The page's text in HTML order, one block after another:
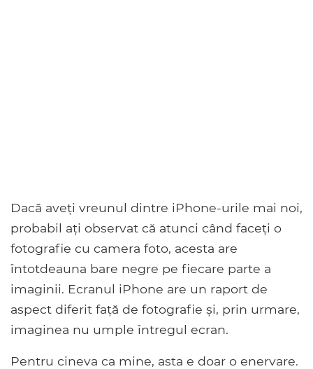
Dacă aveți vreunul dintre iPhone-urile mai noi,
probabil ați observat că atunci când faceți o
fotografie cu camera foto, acesta are
întotdeauna bare negre pe fiecare parte a
imaginii. Ecranul iPhone are un raport de
aspect diferit față de fotografie și, prin urmare,
imaginea nu umple întregul ecran.
Pentru cineva ca mine, asta e doar o enervare.